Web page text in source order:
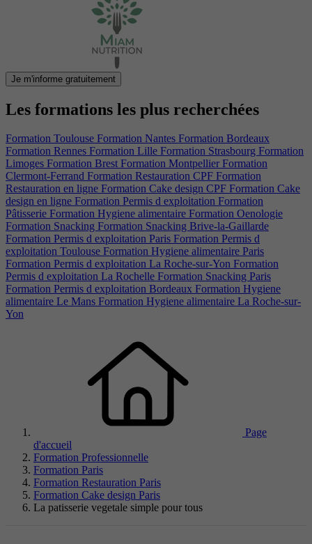
Je m'informe gratuitement
Les formations les plus recherchées
Formation Toulouse Formation Nantes Formation Bordeaux
Formation Rennes Formation Lille Formation Strasbourg Formation
Limoges Formation Brest Formation Montpellier Formation
Clermont-Ferrand Formation Restauration CPF Formation
Restauration en ligne Formation Cake design CPF Formation Cake
design en ligne Formation Permis d exploitation Formation
Pâtisserie Formation Hygiene alimentaire Formation Oenologie
Formation Snacking Formation Snacking Brive-la-Gaillarde
Formation Permis d exploitation Paris Formation Permis d
exploitation Toulouse Formation Hygiene alimentaire Paris
Formation Permis d exploitation La Roche-sur-Yon Formation
Permis d exploitation La Rochelle Formation Snacking Paris
Formation Permis d exploitation Bordeaux Formation Hygiene
alimentaire Le Mans Formation Hygiene alimentaire La Roche-sur-
Yon
Page
d'accueil
Formation Professionnelle
Formation Paris
Formation Restauration Paris
Formation Cake design Paris
La patisserie vegetale simple pour tous